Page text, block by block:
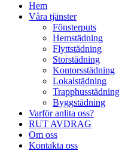
Hem
Våra tjänster
Fönsterputs
Hemstädning
Flyttstädning
Storstädning
Kontorsstädning
Lokalstädning
Trapphusstädning
Byggstädning
Varför anlita oss?
RUT AVDRAG
Om oss
Kontakta oss